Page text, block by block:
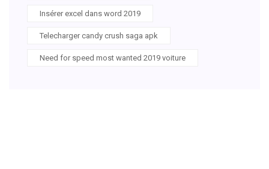
Insérer excel dans word 2019
Telecharger candy crush saga apk
Need for speed most wanted 2019 voiture